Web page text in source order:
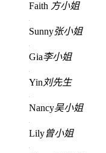
Faith 方小姐
Sunny张小姐
Gia李小姐
Yin 刘先生
Nancy吴小姐
Lily曾小姐